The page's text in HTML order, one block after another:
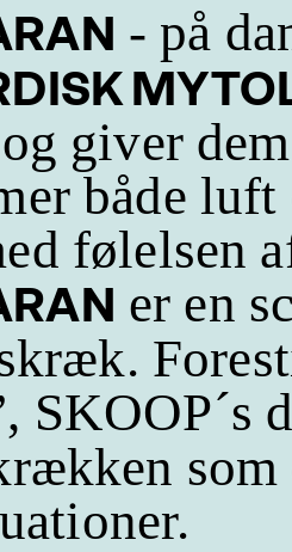
- på
giver
både
følelsen
er en